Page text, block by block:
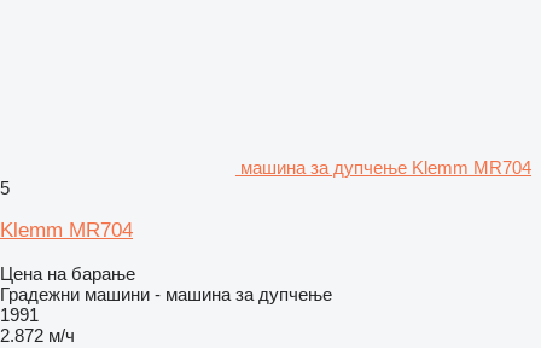
машина за дупчење Klemm MR704
5
Klemm MR704
Цена на барање
Градежни машини - машина за дупчење
1991
2.872 м/ч